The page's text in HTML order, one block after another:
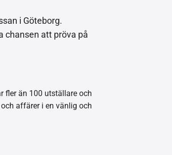
i Göteborg.
chansen att pröva på
fler än 100 utställare och
affärer i en vänlig och